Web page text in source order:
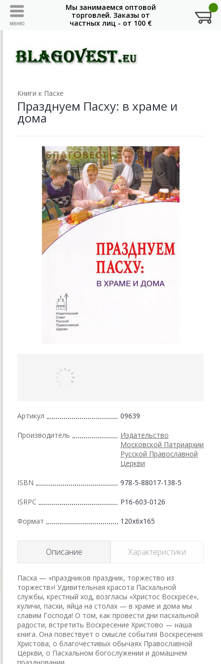
Книги к Пасхе
Празднуем Пасху: в храме и
дома
Артикул 09639
Производитель
Издательство
Московской Патриархии
Русской Православной
Церкви
ISBN 978-5-88017-138-5
ISRPC Р16-603-0126
Формат 120x6x165
Описание Характеристики
Пасха — «праздников праздник, торжество из
торжеств»! Удивительная красота Пасхальной
службы, крестный ход, возгласы «Христос Воскресе»,
куличи, пасхи, яйца на столах — в храме и дома мы
славим Господа! О том, как провести дни пасхальной
радости, встретить Воскресение Христово — наша
книга. Она повествует о смысле события Воскресения
Христова, о благочестивых обычаях Православной
Церкви, о Пасхальном богослужении и домашнем